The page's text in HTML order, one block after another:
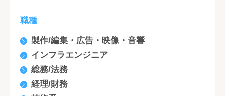
職種
製作/編集・広告・映像・音響
インフラエンジニア
総務/法務
経理/財務